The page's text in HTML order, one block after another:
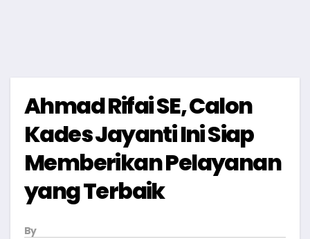
Ahmad Rifai SE, Calon
Kades Jayanti Ini Siap
Memberikan Pelayanan
yang Terbaik
By